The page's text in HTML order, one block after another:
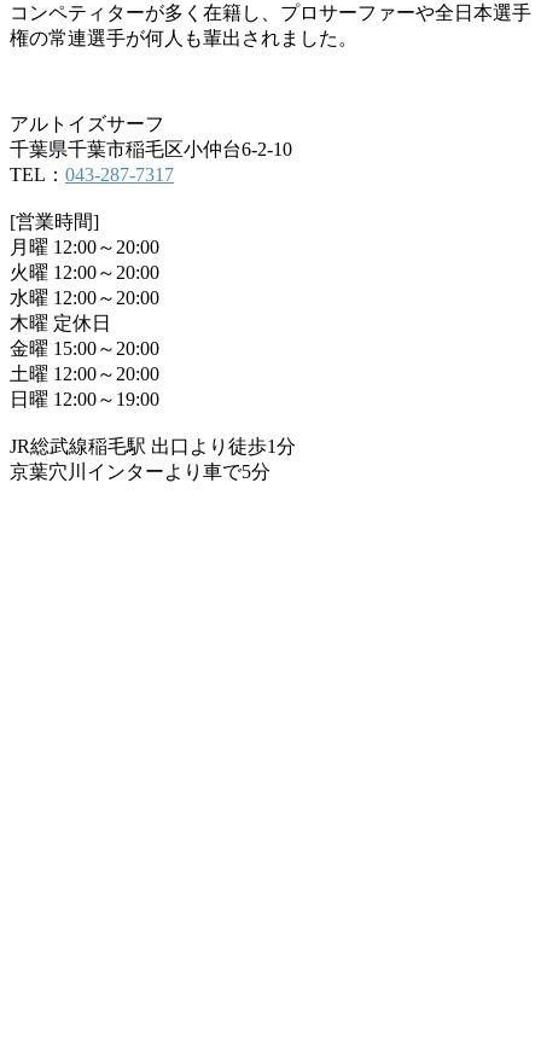
コンペティターが多く在籍し、プロサーファーや全日本選手
権の常連選手が何人も輩出されました。
アルトイズサーフ
千葉県千葉市稲毛区小仲台6-2-10
TEL： 043-287-7317
[営業時間]
月曜 12:00～20:00
火曜 12:00～20:00
水曜 12:00～20:00
木曜 定休日
金曜 15:00～20:00
土曜 12:00～20:00
日曜 12:00～19:00
JR総武線稲毛駅 出口より徒歩1分
京葉穴川インターより車で5分